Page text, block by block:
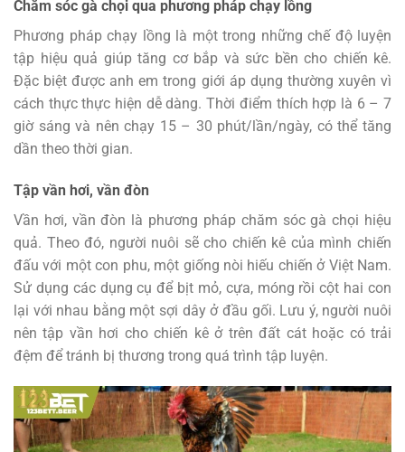
Chăm sóc gà chọi qua phương pháp chạy lồng
Phương pháp chạy lồng là một trong những chế độ luyện
tập hiệu quả giúp tăng cơ bắp và sức bền cho chiến kê.
Đặc biệt được anh em trong giới áp dụng thường xuyên vì
cách thực thực hiện dễ dàng. Thời điểm thích hợp là 6 – 7
giờ sáng và nên chạy 15 – 30 phút/lần/ngày, có thể tăng
dần theo thời gian.
Tập vần hơi, vần đòn
Vần hơi, vần đòn là phương pháp chăm sóc gà chọi hiệu
quả. Theo đó, người nuôi sẽ cho chiến kê của mình chiến
đấu với một con phu, một giống nòi hiếu chiến ở Việt Nam.
Sử dụng các dụng cụ để bịt mỏ, cựa, móng rồi cột hai con
lại với nhau bằng một sợi dây ở đầu gối. Lưu ý, người nuôi
nên tập vần hơi cho chiến kê ở trên đất cát hoặc có trải
đệm để tránh bị thương trong quá trình tập luyện.